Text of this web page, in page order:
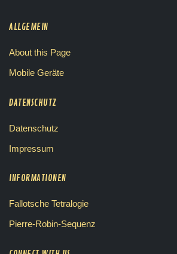
ALLGEMEIN
About this Page
Mobile Geräte
DATENSCHUTZ
Datenschutz
Impressum
INFORMATIONEN
Fallotsche Tetralogie
Pierre-Robin-Sequenz